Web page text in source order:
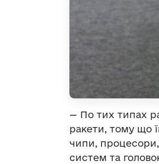
— По тих типах
ракети, тому що
чипи, процесори,
систем та